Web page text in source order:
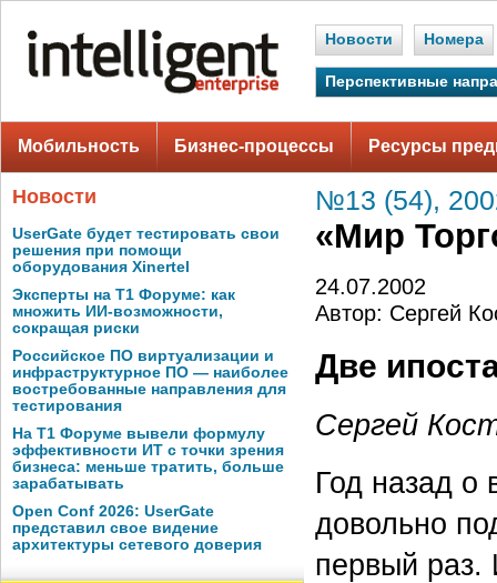
Новости Номера
Перспективные
Мобильность Бизнес-процессы Ресурсы
Новости
UserGate будет тестировать свои
решения при помощи
оборудования Xinertel
Эксперты на Т1 Форуме: как
множить ИИ-возможности,
сокращая риски
Российское ПО виртуализации и
инфраструктурное ПО — наиболее
востребованные направления для
тестирования
На Т1 Форуме вывели формулу
эффективности ИТ с точки зрения
бизнеса: меньше тратить, больше
зарабатывать
Open Conf 2026: UserGate
представил свое видение
архитектуры сетевого доверия
№13 (54),
«Мир
24.07.2002
Автор: Сергей
Две
Сергей
Год назад о
довольно
первый раз.